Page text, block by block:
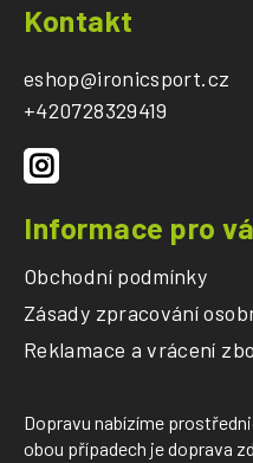
Kontakt
eshop@ironicsport.cz
+420728329419
Informace pro
Obchodní podmínky
Zásady zpracování
Reklamace a vrácení
Dopravu nabízíme
obou případech je doprava